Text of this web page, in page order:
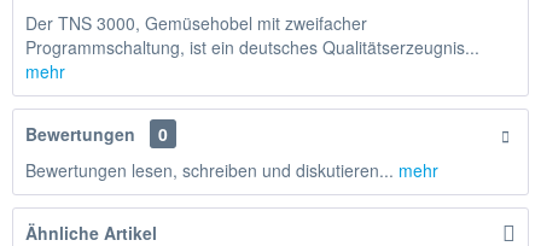
Der TNS 3000, Gemüsehobel mit zweifacher
Programmschaltung, ist ein deutsches Qualitätserzeugnis...
mehr
Bewertungen
0
Bewertungen lesen, schreiben und diskutieren... mehr
Ähnliche Artikel